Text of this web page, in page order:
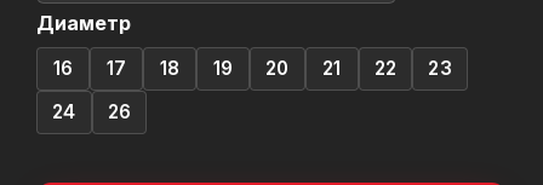
Диаметр
16 17 18 19 20 21 22
23
24
26